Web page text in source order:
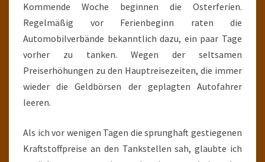
Kommende Woche beginnen die Osterferien.
Regelmäßig vor Ferienbeginn raten die
Automobilverbände bekanntlich dazu, ein paar Tage
vorher zu tanken. Wegen der seltsamen
Preiserhöhungen zu den Hauptreisezeiten, die immer
wieder die Geldbörsen der geplagten Autofahrer
leeren.
Als ich vor wenigen Tagen die sprunghaft gestiegenen
Kraftstoffpreise an den Tankstellen sah, glaubte ich